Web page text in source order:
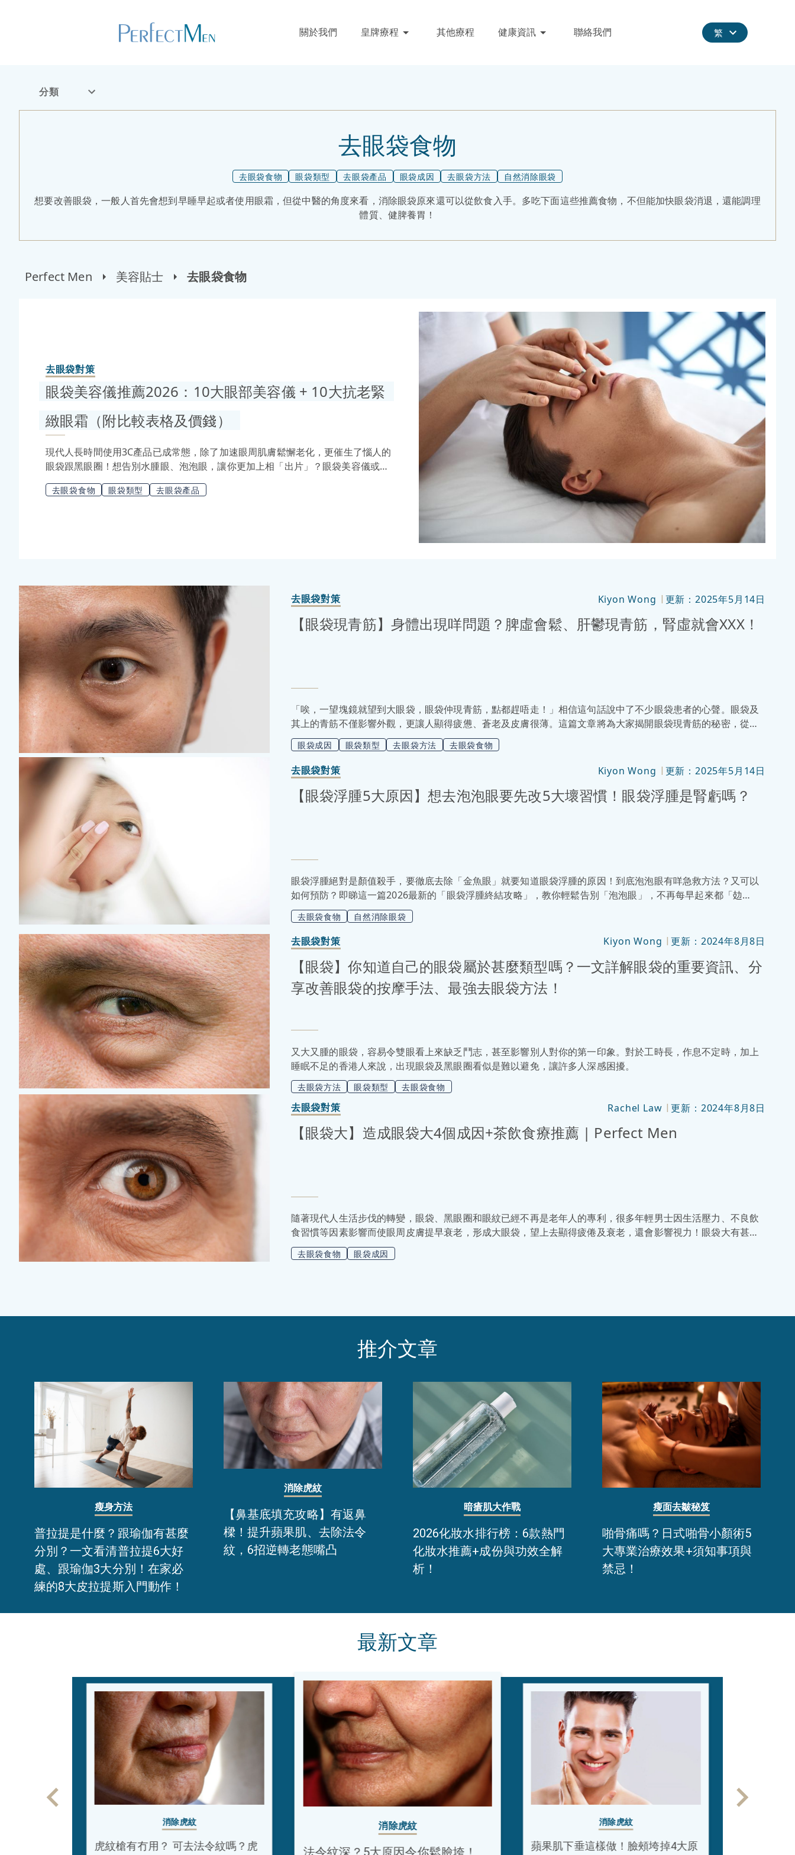
分類
關於我們 皇牌療程 其他療程 健康資訊 聯絡我們 繁
去眼袋食物
去眼袋食物 眼袋類型 去眼袋產品 眼袋成因 去眼袋方法 自然消除眼袋
想要改善眼袋，一般人首先會想到早睡早起或者使用眼霜，但從中醫的角度來看，消除眼袋原來還可以從飲食入手。多吃下面這些推薦食物，不但能加快眼袋消退，還能調理
體質、健脾養胃！
Perfect Men 美容貼士 去眼袋食物
去眼袋對策
眼袋美容儀推薦2026：10大眼部美容儀 + 10大抗老緊
緻眼霜（附比較表格及價錢）
現代人長時間使用3C產品已成常態，除了加速眼周肌膚鬆懈老化，更催生了惱人的
眼袋跟黑眼圈！想告別水腫眼、泡泡眼，讓你更加上相「出片」？眼袋美容儀或許
是你的終極解決方叉！小編有求必應，立即告訴你2026年最新眼袋美容儀選購指
南，並推薦人氣抗老緊緻眼霜，助你找回迷人電眼！
去眼袋食物 眼袋類型 去眼袋產品
去眼袋對策 Kiyon Wong | 更新：2025年5月14日
【眼袋現青筋】身體出現咩問題？脾虛會鬆、肝鬱現青筋，腎虛就會XXX！
「唉，一望塊鏡就望到大眼袋，眼袋仲現青筋，點都趕唔走！」相信這句話說中了不少眼袋患者的心聲。眼袋及
其上的青筋不僅影響外觀，更讓人顯得疲憊、蒼老及皮膚很薄。這篇文章將為大家揭開眼袋現青筋的秘密，從成
因、自我改善到專業治療，助你去除奇怪的青黃色眼袋！
眼袋成因 眼袋類型 去眼袋方法 去眼袋食物
去眼袋對策 Kiyon Wong | 更新：2025年5月14日
【眼袋浮腫5大原因】想去泡泡眼要先改5大壞習慣！眼袋浮腫是腎虧嗎？
眼袋浮腫絕對是顏值殺手，要徹底去除「金魚眼」就要知道眼袋浮腫的原因！到底泡泡眼有咩急救方法？又可以
如何預防？即睇這一篇2026最新的「眼袋浮腫終結攻略」，教你輕鬆告別「泡泡眼」，不再每早起來都「攰
樣」！
去眼袋食物 自然消除眼袋
去眼袋對策 Kiyon Wong 更新：2024年8月8日
【眼袋】你知道自己的眼袋屬於甚麼類型嗎？一文詳解眼袋的重要資訊、分
享改善眼袋的按摩手法、最強去眼袋方法！
又大又腫的眼袋，容易令雙眼看上來缺乏鬥志，甚至影響別人對你的第一印象。對於工時長，作息不定時，加上
睡眠不足的香港人來說，出現眼袋及黑眼圈看似是難以避免，讓許多人深感困擾。
去眼袋方法 眼袋類型 去眼袋食物
去眼袋對策 Rachel Law | 更新：2024年8月8日
【眼袋大】造成眼袋大4個成因+茶飲食療推薦 | Perfect Men
隨著現代人生活步伐的轉變，眼袋、黑眼圈和眼紋已經不再是老年人的專利，很多年輕男士因生活壓力、不良飲
食習慣等因素影響而使眼周皮膚提早衰老，形成大眼袋，望上去顯得疲倦及衰老，還會影響視力！眼袋大有甚麼
改善的方法呢？以下會講解眼袋大的原因，介紹簡單的改善眼袋大護眼操、茶飲，當然還有去除眼袋大的療程推
薦，想要重拾眼睛的電力，變回魅力十足的男神，便要繼續看下去啦！
去眼袋食物 眼袋成因
推介文章
瘦身方法
普拉提是什麼？跟瑜伽有甚麼
分別？一文看清普拉提6大好
處、跟瑜伽3大分別！在家必
練的8大皮拉提斯入門動作！
消除虎紋
【鼻基底填充攻略】有返鼻
樑！提升蘋果肌、去除法令
紋，6招逆轉老態嘴凸
暗瘡肌大作戰
2026化妝水排行榜：6款熱門
化妝水推薦+成份與功效全解
析！
瘦面去皺秘笈
啪骨痛嗎？日式啪骨小顏術5
大專業治療效果+須知事項與
禁忌！
最新文章
消除虎紋
虎紋槍有冇用？ 可去法令紋嗎？虎
消除虎紋
法令紋深？5大原因令你鬆臉垮！
消除虎紋
蘋果肌下垂這樣做！臉頰垮掉4大原